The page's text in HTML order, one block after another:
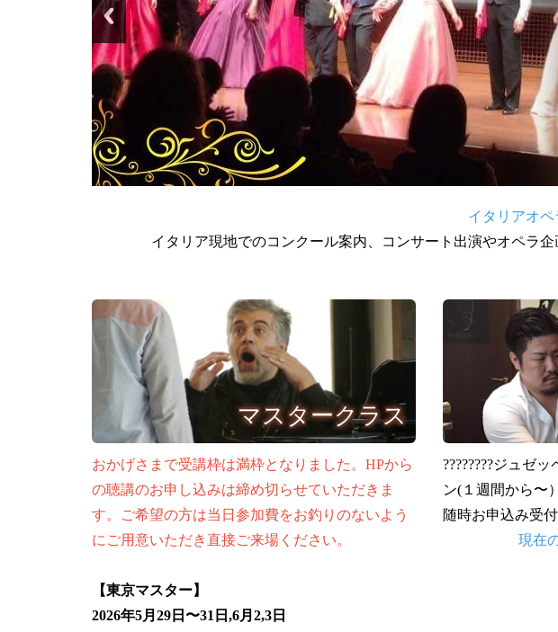
イタリアオ
イタリア現地でのコンクール案内、コンサート出演やオペラ
マスタークラス
おかげさまで受講枠は満枠となりました。HPから
の聴講のお申し込みは締め切らせていただきま
す。ご希望の方は当日参加費をお釣りのないよう
にご用意いただき直接ご来場ください。
【東京マスター】
2026年5月29日〜31日,6月2,3日
????????ジュゼ
ン(１週間から〜）
随時お申込み受
現在